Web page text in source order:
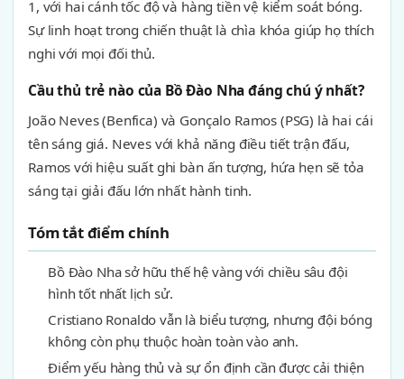
1, với hai cánh tốc độ và hàng tiền vệ kiểm soát bóng.
Sự linh hoạt trong chiến thuật là chìa khóa giúp họ thích
nghi với mọi đối thủ.
Cầu thủ trẻ nào của Bồ Đào Nha đáng chú ý nhất?
João Neves (Benfica) và Gonçalo Ramos (PSG) là hai cái
tên sáng giá. Neves với khả năng điều tiết trận đấu,
Ramos với hiệu suất ghi bàn ấn tượng, hứa hẹn sẽ tỏa
sáng tại giải đấu lớn nhất hành tinh.
Tóm tắt điểm chính
Bồ Đào Nha sở hữu thế hệ vàng với chiều sâu đội
hình tốt nhất lịch sử.
Cristiano Ronaldo vẫn là biểu tượng, nhưng đội bóng
không còn phụ thuộc hoàn toàn vào anh.
Điểm yếu hàng thủ và sự ổn định cần được cải thiện